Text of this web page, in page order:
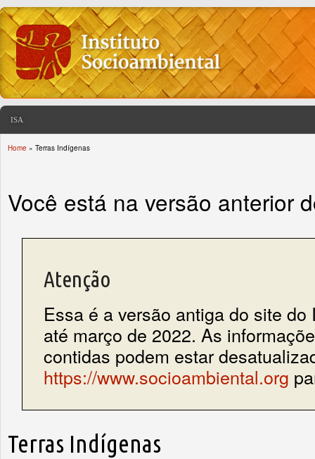
ISA
Home » Terras Indígenas
Você está na versão anterior
Atenção
Essa é a versão antiga do site do
até março de 2022. As
contidas podem estar
https://www.socioambiental.org
Terras Indígenas